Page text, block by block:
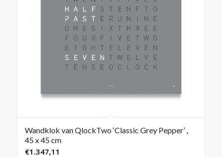
Wandklok van QlockTwo ‘Classic Grey Pepper’ ,
45 x 45 cm
€1.347,11